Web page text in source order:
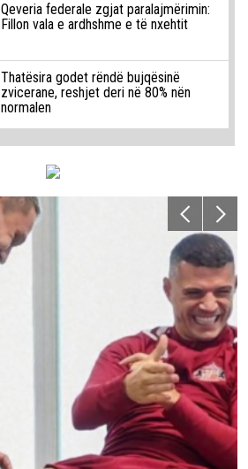
Qeveria federale zgjat paralajmërimin:
Fillon vala e ardhshme e të nxehtit
Thatësira godet rëndë bujqësinë
zvicerane, reshjet deri në 80% nën
normalen